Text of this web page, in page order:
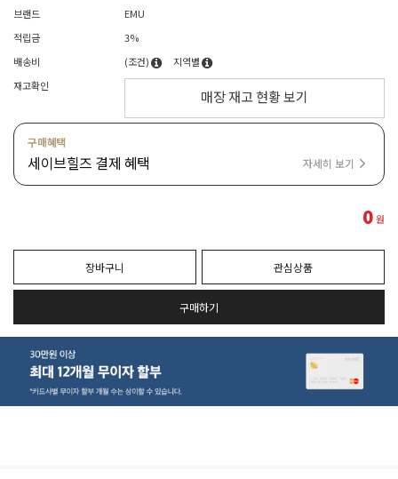
브랜드
EMU
적립금
3%
배송비
(조건)
지역별
재고확인
매장 재고 현황 보기
구매혜택
세이브힐즈 결제 혜택 자세히 보기
0원
장바구니 관심상품
구매하기